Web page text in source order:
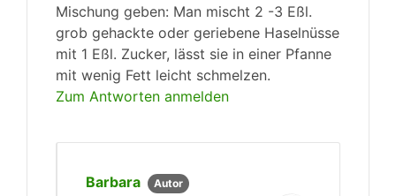
Mischung geben: Man mischt 2 -3 Eßl.
grob gehackte oder geriebene Haselnüsse
mit 1 Eßl. Zucker, lässt sie in einer Pfanne
mit wenig Fett leicht schmelzen.
Zum Antworten anmelden
Barbara Autor